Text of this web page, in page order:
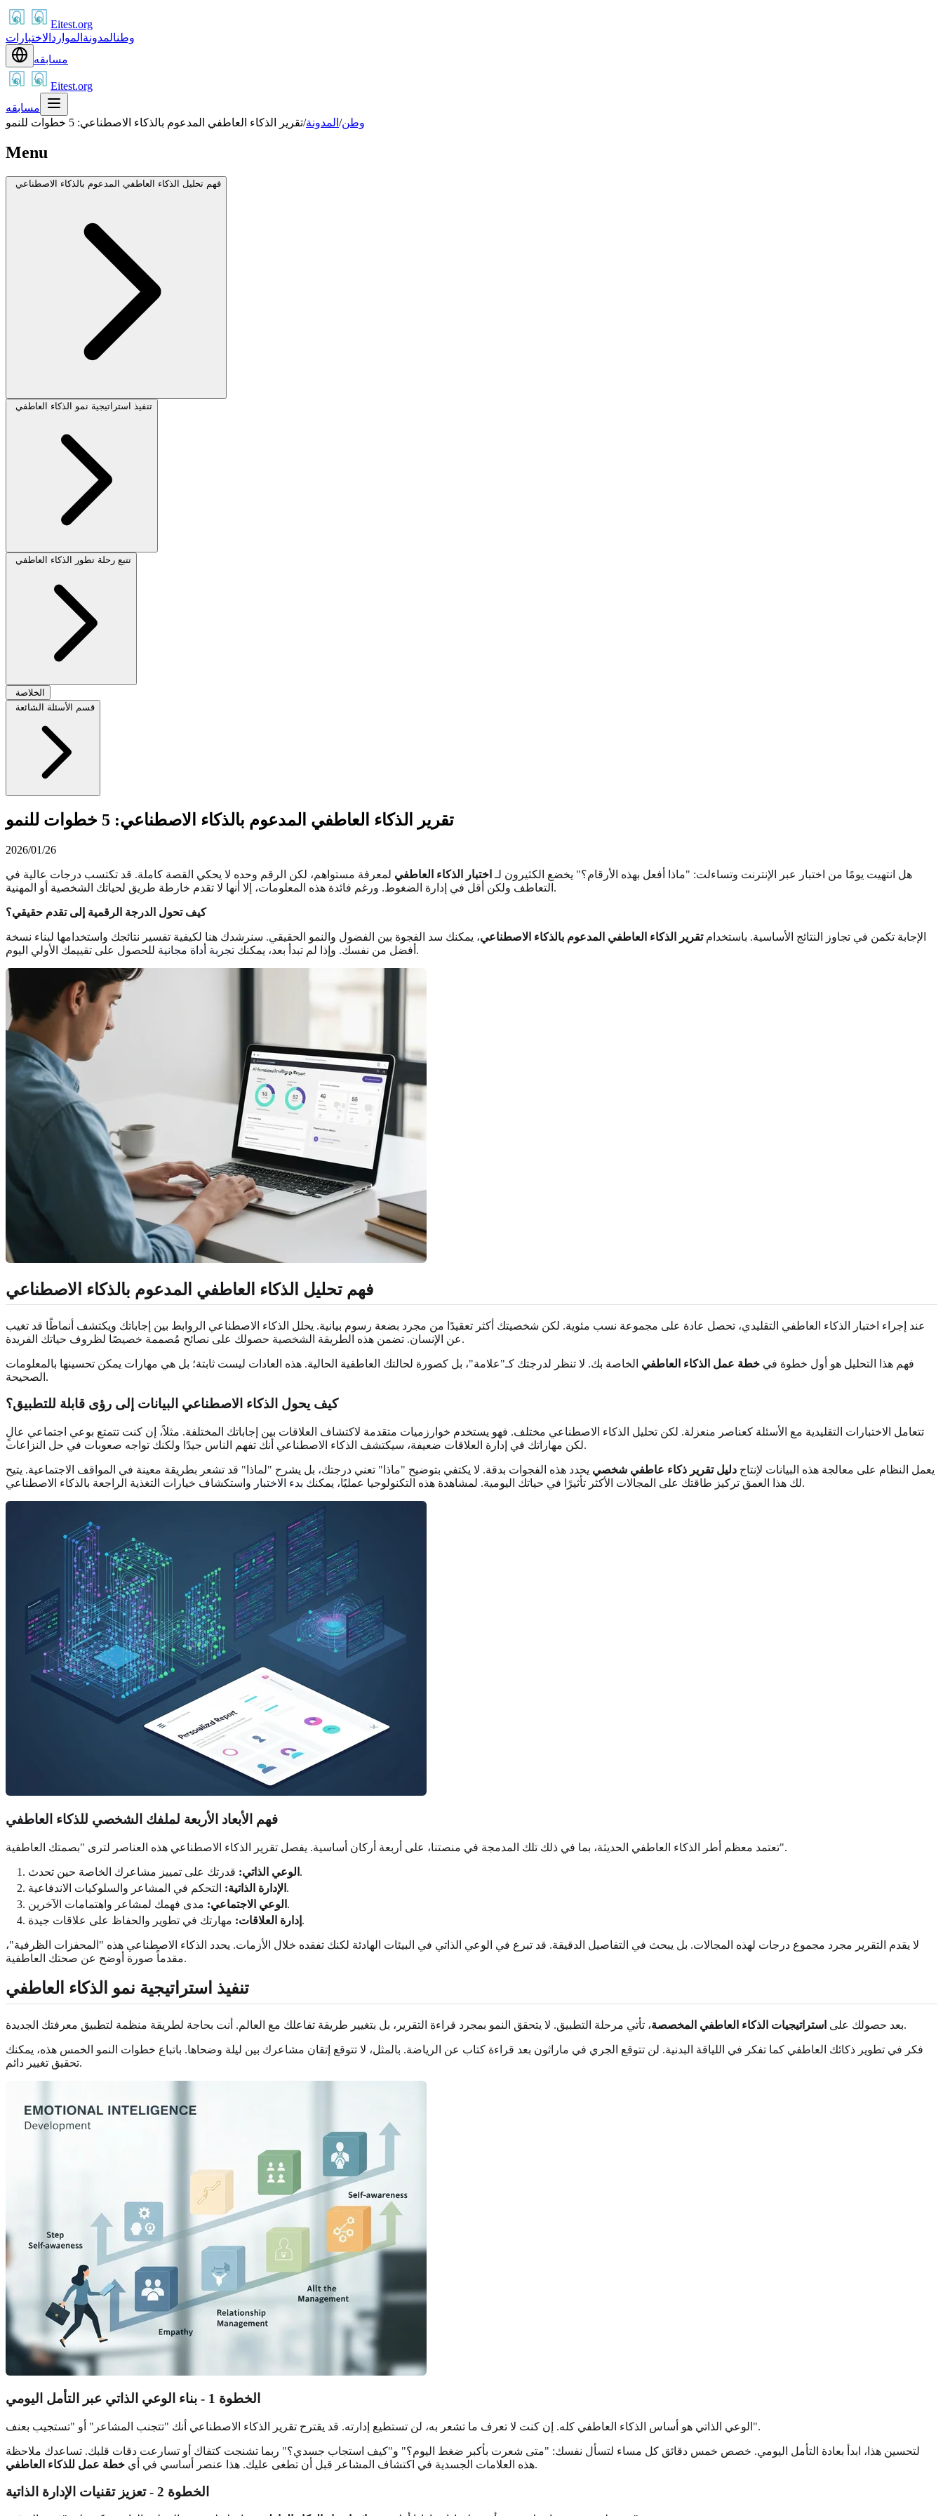
Eitest.org
وطنالمدونة الموارد الاختبارات
مسابقه
Eitest.org
مسابقه
وطن/ المدونة/تقرير الذكاء العاطفي المدعوم بالذكاء الاصطناعي: 5 خطوات للنمو
Menu
فهم تحليل الذكاء العاطفي المدعوم بالذكاء الاصطناعي
تنفيذ استراتيجية نمو الذكاء العاطفي
تتبع رحلة تطور الذكاء العاطفي
الخلاصة
قسم الأسئلة الشائعة
تقرير الذكاء العاطفي المدعوم بالذكاء الاصطناعي: 5 خطوات للنمو
2026/01/26
هل انتهيت يومًا من اختبار عبر الإنترنت وتساءلت: "ماذا أفعل بهذه الأرقام؟" يخضع الكثيرون لـ اختبار الذكاء العاطفي لمعرفة مستواهم، لكن الرقم وحده لا يحكي القصة كاملة. قد تكتسب درجات عالية في
التعاطف ولكن أقل في إدارة الضغوط. ورغم فائدة هذه المعلومات، إلا أنها لا تقدم خارطة طريق لحياتك الشخصية أو المهنية.
كيف تحول الدرجة الرقمية إلى تقدم حقيقي؟
الإجابة تكمن في تجاوز النتائج الأساسية. باستخدامتقرير الذكاء العاطفي المدعوم بالذكاء الاصطناعي، يمكنك سد الفجوة بين الفضول والنمو الحقيقي. سنرشدك هنا لكيفية تفسير نتائجك واستخدامها لبناء نسخة
أفضل من نفسك. وإذا لم تبدأ بعد، يمكنك تجربة أداة مجانية للحصول على تقييمك الأولي اليوم.
فهم تحليل الذكاء العاطفي المدعوم بالذكاء الاصطناعي
عند إجراء اختبار الذكاء العاطفي التقليدي، تحصل عادة على مجموعة نسب مئوية. لكن شخصيتك أكثر تعقيدًا من مجرد بضعة رسوم بيانية. يحلل الذكاء الاصطناعي الروابط بين إجاباتك ويكتشف أنماطًا قد تغيب
عن الإنسان. تضمن هذه الطريقة الشخصية حصولك على نصائح مُصممة خصيصًا لظروف حياتك الفريدة.
فهم هذا التحليل هو أول خطوة في خطة عمل الذكاء العاطفي الخاصة بك. لا تنظر لدرجتك كـ"علامة"، بل كصورة لحالتك العاطفية الحالية. هذه العادات ليست ثابتة؛ بل هي مهارات يمكن تحسينها بالمعلومات
الصحيحة.
كيف يحول الذكاء الاصطناعي البيانات إلى رؤى قابلة للتطبيق؟
تتعامل الاختبارات التقليدية مع الأسئلة كعناصر منعزلة. لكن تحليل الذكاء الاصطناعي مختلف. فهو يستخدم خوارزميات متقدمة لاكتشاف العلاقات بين إجاباتك المختلفة. مثلاً، إن كنت تتمتع بوعي اجتماعي عالٍ
لكن مهاراتك في إدارة العلاقات ضعيفة، سيكتشف الذكاء الاصطناعي أنك تفهم الناس جيدًا ولكنك تواجه صعوبات في حل النزاعات.
يعمل النظام على معالجة هذه البيانات لإنتاج دليل تقرير ذكاء عاطفي شخصي يحدد هذه الفجوات بدقة. لا يكتفي بتوضيح "ماذا" تعني درجتك، بل يشرح "لماذا" قد تشعر بطريقة معينة في المواقف الاجتماعية. يتيح
لك هذا العمق تركيز طاقتك على المجالات الأكثر تأثيرًا في حياتك اليومية. لمشاهدة هذه التكنولوجيا عمليًا، يمكنك بدء الاختبار واستكشاف خيارات التغذية الراجعة بالذكاء الاصطناعي.
فهم الأبعاد الأربعة لملفك الشخصي للذكاء العاطفي
تعتمد معظم أطر الذكاء العاطفي الحديثة، بما في ذلك تلك المدمجة في منصتنا، على أربعة أركان أساسية. يفصل تقرير الذكاء الاصطناعي هذه العناصر لترى "بصمتك العاطفية".
الوعي الذاتي: قدرتك على تمييز مشاعرك الخاصة حين تحدث.
الإدارة الذاتية: التحكم في المشاعر والسلوكيات الاندفاعية.
الوعي الاجتماعي: مدى فهمك لمشاعر واهتمامات الآخرين.
إدارة العلاقات: مهارتك في تطوير والحفاظ على علاقات جيدة.
لا يقدم التقرير مجرد مجموع درجات لهذه المجالات. بل يبحث في التفاصيل الدقيقة. قد تبرع في الوعي الذاتي في البيئات الهادئة لكنك تفقده خلال الأزمات. يحدد الذكاء الاصطناعي هذه "المحفزات الظرفية"،
مقدماً صورة أوضح عن صحتك العاطفية.
تنفيذ استراتيجية نمو الذكاء العاطفي
بعد حصولك على استراتيجيات الذكاء العاطفي المخصصة ، تأتي مرحلة التطبيق. لا يتحقق النمو بمجرد قراءة التقرير، بل بتغيير طريقة تفاعلك مع العالم. أنت بحاجة لطريقة منظمة لتطبيق معرفتك الجديدة.
فكر في تطوير ذكائك العاطفي كما تفكر في اللياقة البدنية. لن تتوقع الجري في ماراثون بعد قراءة كتاب عن الرياضة. بالمثل، لا تتوقع إتقان مشاعرك بين ليلة وضحاها. باتباع خطوات النمو الخمس هذه، يمكنك
تحقيق تغيير دائم.
الخطوة 1 - بناء الوعي الذاتي عبر التأمل اليومي
الوعي الذاتي هو أساس الذكاء العاطفي كله. إن كنت لا تعرف ما تشعر به، لن تستطيع إدارته. قد يقترح تقرير الذكاء الاصطناعي أنك "تتجنب المشاعر" أو "تستجيب بعنف".
لتحسين هذا، ابدأ بعادة التأمل اليومي. خصص خمس دقائق كل مساء لتسأل نفسك: "متى شعرت بأكبر ضغط اليوم؟" و"كيف استجاب جسدي؟" ربما تشنجت كتفاك أو تسارعت دقات قلبك. تساعدك ملاحظة
هذه العلامات الجسدية في اكتشاف المشاعر قبل أن تطغى عليك. هذا عنصر أساسي في أي خطة عمل للذكاء العاطفي .
الخطوة 2 - تعزيز تقنيات الإدارة الذاتية